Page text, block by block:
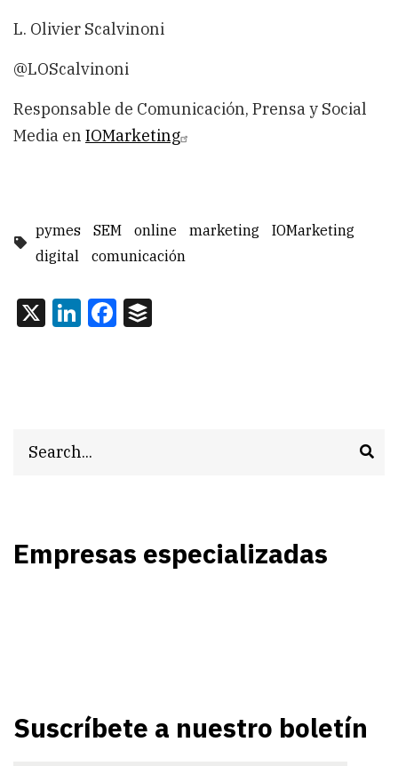
L. Olivier Scalvinoni
@LOScalvinoni
Responsable de Comunicación, Prensa y Social
Media en IOMarketing
pymes SEM online marketing
IOMarketing
digital
comunicación
X LinkedIn
Facebook
Empresas especializadas
Suscríbete a nuestro boletín